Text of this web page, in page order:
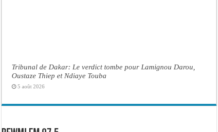
Tribunal de Dakar: Le verdict tombe pour Lamignou Darou,
Oustaze Thiep et Ndiaye Touba
5 août 2026